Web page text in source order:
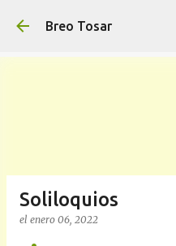
Breo Tosar
Soliloquios
el enero 06, 2022